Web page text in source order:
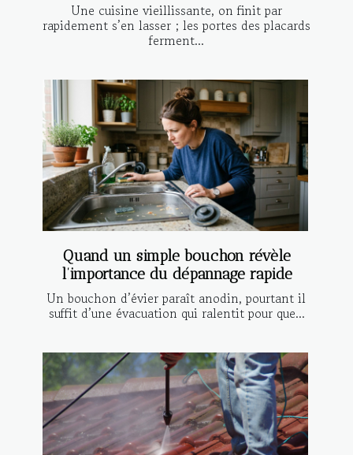
Une cuisine vieillissante, on finit par
rapidement s’en lasser ; les portes des placards
ferment...
Quand un simple bouchon révèle
l’importance du dépannage rapide
Un bouchon d’évier paraît anodin, pourtant il
suffit d’une évacuation qui ralentit pour que...